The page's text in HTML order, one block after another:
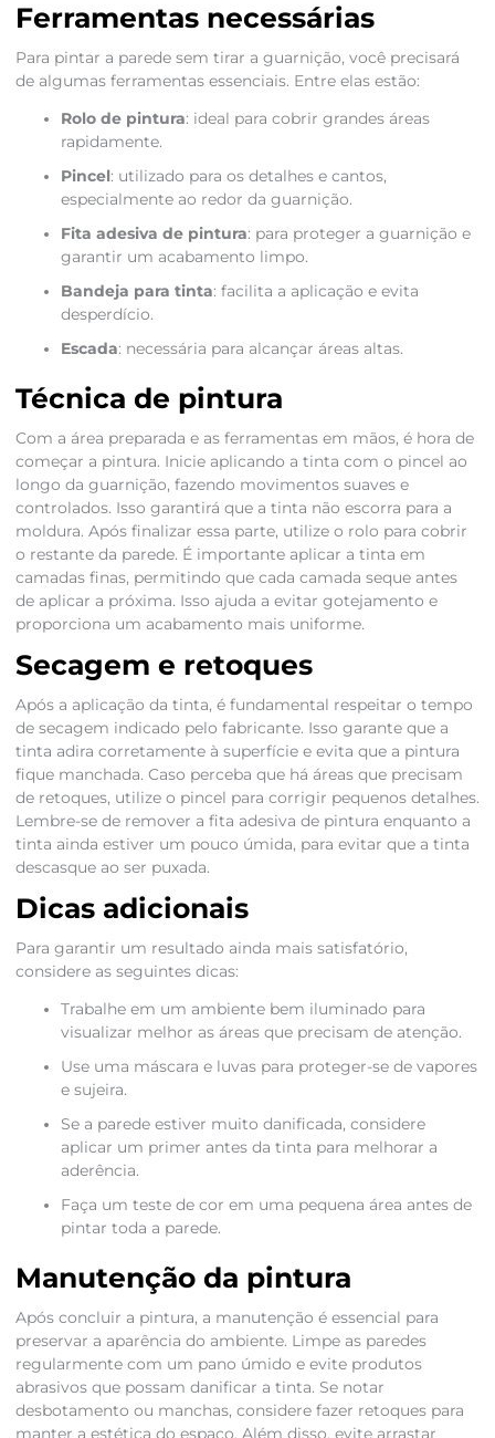
Ferramentas necessárias
Para pintar a parede sem tirar a guarnição, você precisará
de algumas ferramentas essenciais. Entre elas estão:
Rolo de pintura: ideal para cobrir grandes áreas
rapidamente.
Pincel: utilizado para os detalhes e cantos,
especialmente ao redor da guarnição.
Fita adesiva de pintura: para proteger a guarnição e
garantir um acabamento limpo.
Bandeja para tinta: facilita a aplicação e evita
desperdício.
Escada: necessária para alcançar áreas altas.
Técnica de pintura
Com a área preparada e as ferramentas em mãos, é hora de
começar a pintura. Inicie aplicando a tinta com o pincel ao
longo da guarnição, fazendo movimentos suaves e
controlados. Isso garantirá que a tinta não escorra para a
moldura. Após finalizar essa parte, utilize o rolo para cobrir
o restante da parede. É importante aplicar a tinta em
camadas finas, permitindo que cada camada seque antes
de aplicar a próxima. Isso ajuda a evitar gotejamento e
proporciona um acabamento mais uniforme.
Secagem e retoques
Após a aplicação da tinta, é fundamental respeitar o tempo
de secagem indicado pelo fabricante. Isso garante que a
tinta adira corretamente à superfície e evita que a pintura
fique manchada. Caso perceba que há áreas que precisam
de retoques, utilize o pincel para corrigir pequenos detalhes.
Lembre-se de remover a fita adesiva de pintura enquanto a
tinta ainda estiver um pouco úmida, para evitar que a tinta
descasque ao ser puxada.
Dicas adicionais
Para garantir um resultado ainda mais satisfatório,
considere as seguintes dicas:
Trabalhe em um ambiente bem iluminado para
visualizar melhor as áreas que precisam de atenção.
Use uma máscara e luvas para proteger-se de vapores
e sujeira.
Se a parede estiver muito danificada, considere
aplicar um primer antes da tinta para melhorar a
aderência.
Faça um teste de cor em uma pequena área antes de
pintar toda a parede.
Manutenção da pintura
Após concluir a pintura, a manutenção é essencial para
preservar a aparência do ambiente. Limpe as paredes
regularmente com um pano úmido e evite produtos
abrasivos que possam danificar a tinta. Se notar
desbotamento ou manchas, considere fazer retoques para
manter a estética do espaço. Além disso, evite arrastar